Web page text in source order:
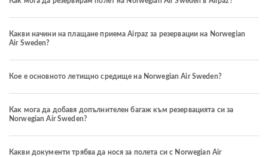
Какви начини на плащане приема Airpaz за резервации на Norwegian
Air Sweden?
Кое е основното летищно средище на Norwegian Air Sweden?
Как мога да добавя допълнителен багаж към резервацията си за
Norwegian Air Sweden?
Какви документи трябва да нося за полета си с Norwegian Air